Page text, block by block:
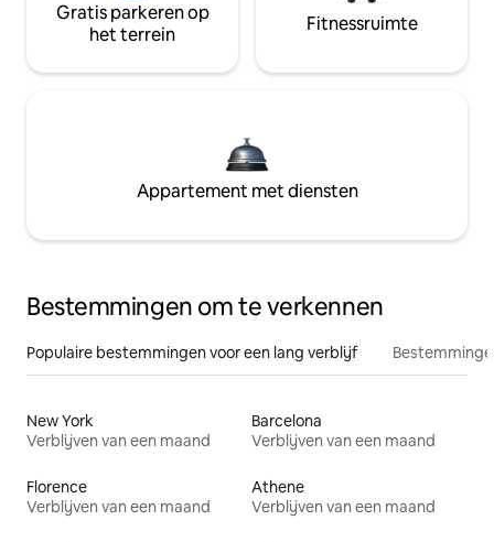
Gratis parkeren op
het terrein
Fitnessruimte
Appartement met diensten
Bestemmingen om te verkennen
Populaire bestemmingen voor een lang verblijf
New York
Verblijven van een maand
Barcelona
Verblijven van een maand
Florence
Verblijven van een maand
Athene
Verblijven van een maand